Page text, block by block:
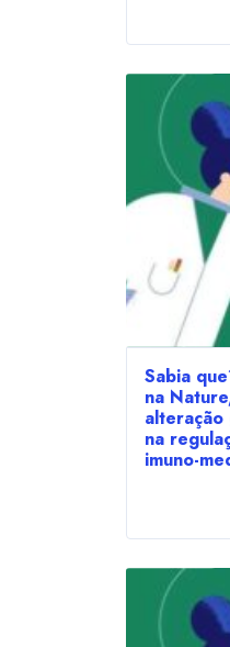
Sabia
na
alteração
na
imuno-